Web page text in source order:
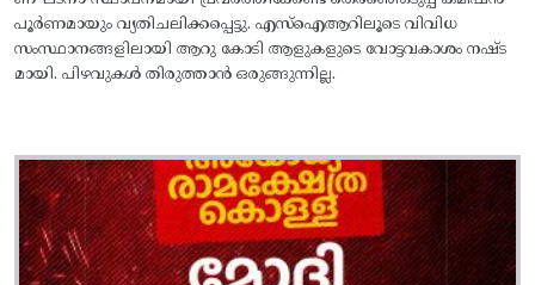
പൂര്‍ണമായും വ്യതിചലിക്കപ്പെട്ടു. എസ്ഐആറിലൂടെ വിവിധ
സംസ്ഥാനങ്ങളിലായി ആറു കോടി ആളുകളുടെ വോട്ടവകാശം നഷ്ട
മായി. പിഴവുകൾ തിരുത്താൻ ഒരുങ്ങുന്നില്ല.